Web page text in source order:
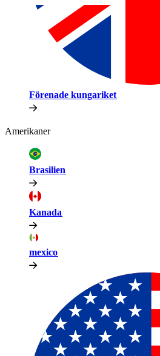
Förenade kungariket​​
Amerikaner​​
Brasilien​​
Kanada​​
mexico​​